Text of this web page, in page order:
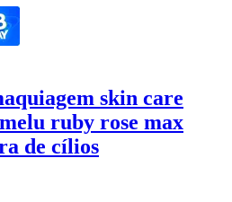
skin care
ruby rose max
de cílios